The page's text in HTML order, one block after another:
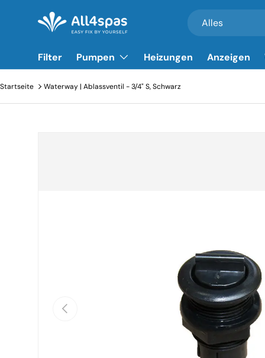
Zum Inhalt gehen Alles
Filter Pumpen Heizungen Anzeigen
Startseite Waterway | Ablassventil - 3/4" S, Schwarz
Vorherige